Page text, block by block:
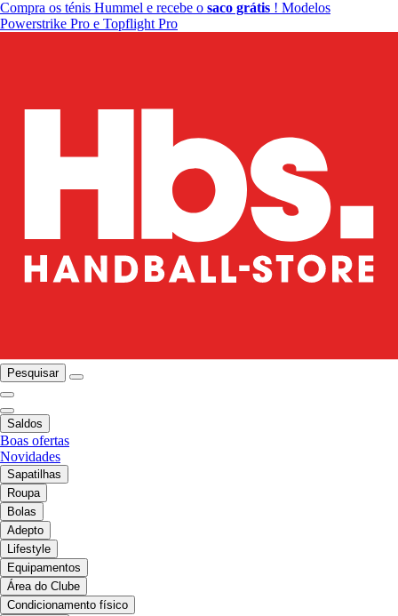
Compra os ténis Hummel e recebe o saco grátis ! Modelos
Powerstrike Pro e Topflight Pro
Pesquisar
Saldos
Boas ofertas
Novidades
Sapatilhas
Roupa
Bolas
Adepto
Lifestyle
Equipamentos
Área do Clube
Condicionamento físico